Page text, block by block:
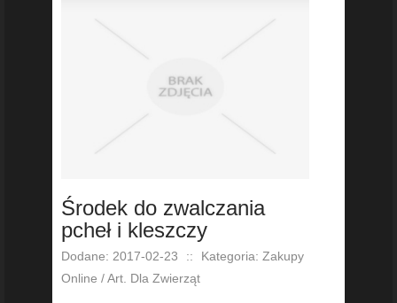
Środek do zwalczania
pcheł i kleszczy
Dodane: 2017-02-23 ::
Kategoria: Zakupy
Online / Art. Dla Zwierząt